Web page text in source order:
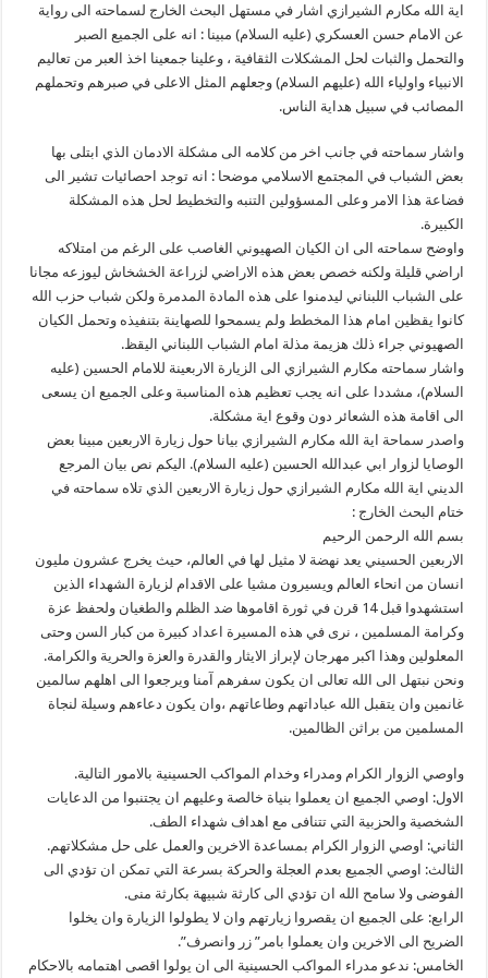
اية الله مكارم الشيرازي اشار في مستهل البحث الخارج لسماحته الى رواية
عن الامام حسن العسكري (عليه السلام) مبينا : انه على الجميع الصبر
والتحمل والثبات لحل المشكلات الثقافية ، وعلينا جمعينا اخذ العبر من تعاليم
الانبياء واولياء الله (عليهم السلام) وجعلهم المثل الاعلى في صبرهم وتحملهم
المصائب في سبيل هداية الناس.
واشار سماحته في جانب اخر من كلامه الى مشكلة الادمان الذي ابتلى بها
بعض الشباب في المجتمع الاسلامي موضحا : انه توجد احصائيات تشير الى
فضاعة هذا الامر وعلى المسؤولين التنبه والتخطيط لحل هذه المشكلة
الكبيرة.
واوضح سماحته الى ان الكيان الصهيوني الغاصب على الرغم من امتلاكه
اراضي قليلة ولكنه خصص بعض هذه الاراضي لزراعة الخشخاش ليوزعه مجانا
على الشباب اللبناني ليدمنوا على هذه المادة المدمرة ولكن شباب حزب الله
كانوا يقظين امام هذا المخطط ولم يسمحوا للصهاينة بتنفيذه وتحمل الكيان
الصهيوني جراء ذلك هزيمة مذلة امام الشباب اللبناني اليقظ.
واشار سماحته مكارم الشيرازي الى الزيارة الاربعينة للامام الحسين (عليه
السلام)، مشددا على انه يجب تعظيم هذه المناسبة وعلى الجميع ان يسعى
الى اقامة هذه الشعائر دون وقوع اية مشكلة.
واصدر سماحة اية الله مكارم الشيرازي بيانا حول زيارة الاربعين مبينا بعض
الوصايا لزوار ابي عبدالله الحسين (عليه السلام). اليكم نص بيان المرجع
الديني اية الله مكارم الشيرازي حول زيارة الاربعين الذي تلاه سماحته في
ختام البحث الخارج :
بسم الله الرحمن الرحيم
الاربعين الحسيني يعد نهضة لا مثيل لها في العالم، حيث يخرج عشرون مليون
انسان من انحاء العالم ويسيرون مشيا على الاقدام لزيارة الشهداء الذين
استشهدوا قبل 14 قرن في ثورة اقاموها ضد الظلم والطغيان ولحفظ عزة
وكرامة المسلمين ، نرى في هذه المسيرة اعداد كبيرة من كبار السن وحتى
المعلولين وهذا اكبر مهرجان لإبراز الايثار والقدرة والعزة والحرية والكرامة.
ونحن نبتهل الى الله تعالى ان يكون سفرهم آمنا ويرجعوا الى اهلهم سالمين
غانمين وان يتقبل الله عباداتهم وطاعاتهم ،وان يكون دعاءهم وسيلة لنجاة
المسلمين من براثن الظالمين.
واوصي الزوار الكرام ومدراء وخدام المواكب الحسينية بالامور التالية.
الاول: اوصي الجميع ان يعملوا بنياة خالصة وعليهم ان يجتنبوا من الدعايات
الشخصية والحزبية التي تتنافى مع اهداف شهداء الطف.
الثاني: اوصي الزوار الكرام بمساعدة الاخرين والعمل على حل مشكلاتهم.
الثالث: اوصي الجميع بعدم العجلة والحركة بسرعة التي تمكن ان تؤدي الى
الفوضى ولا سامح الله ان تؤدي الى كارثة شبيهة بكارثة منى.
الرابع: على الجميع ان يقصروا زيارتهم وان لا يطولوا الزيارة وان يخلوا
الضريح الى الاخرين وان يعملوا بامر” زر وانصرف”.
الخامس: ندعو مدراء المواكب الحسينية الى ان يولوا اقصى اهتمامه بالاحكام